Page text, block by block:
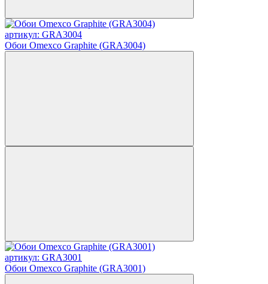
артикул: GRA3004
Обои Omexco Graphite (GRA3004)
артикул: GRA3001
Обои Omexco Graphite (GRA3001)